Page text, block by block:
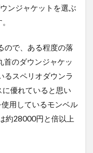
ンジャケットを選ぶ
ので、ある程度の落
首のダウンジャケッ
るスペリオダウンラ
優れていると思い
用しているモンベル
約28000円と倍以上